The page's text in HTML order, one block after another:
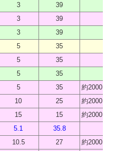
3 39
3 39
3 39
5 35
5 35
5 35
5 35
約2000 （
10 25
約2000 （
15 15
約2000 （
5.1 35.8
10.5 27
約2000 （